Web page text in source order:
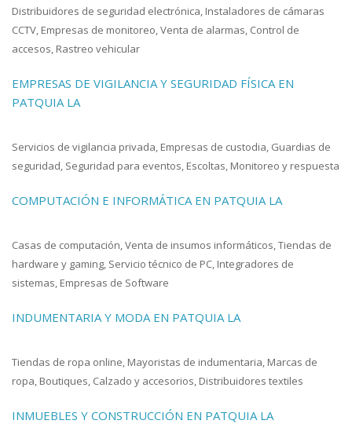
Distribuidores de seguridad electrónica, Instaladores de cámaras
CCTV, Empresas de monitoreo, Venta de alarmas, Control de
accesos, Rastreo vehicular
EMPRESAS DE VIGILANCIA Y SEGURIDAD FÍSICA EN
PATQUIA LA
Servicios de vigilancia privada, Empresas de custodia, Guardias de
seguridad, Seguridad para eventos, Escoltas, Monitoreo y respuesta
COMPUTACIÓN E INFORMÁTICA EN PATQUIA LA
Casas de computación, Venta de insumos informáticos, Tiendas de
hardware y gaming, Servicio técnico de PC, Integradores de
sistemas, Empresas de Software
INDUMENTARIA Y MODA EN PATQUIA LA
Tiendas de ropa online, Mayoristas de indumentaria, Marcas de
ropa, Boutiques, Calzado y accesorios, Distribuidores textiles
INMUEBLES Y CONSTRUCCIÓN EN PATQUIA LA